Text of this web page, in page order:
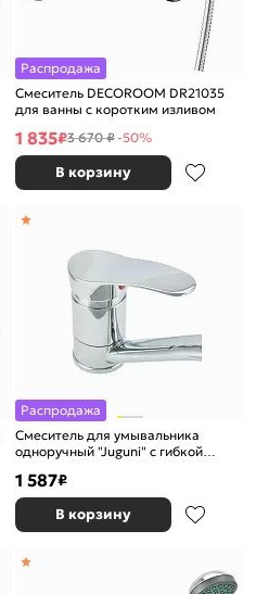
Распродажа
Смеситель DECOROOM DR21035
для ванны с коротким изливом
1 835₽3 670 ₽-50%
В корзину
Распродажа
Смеситель для умывальника
одноручный "Juguni" с гибкой
1 587₽
В корзину